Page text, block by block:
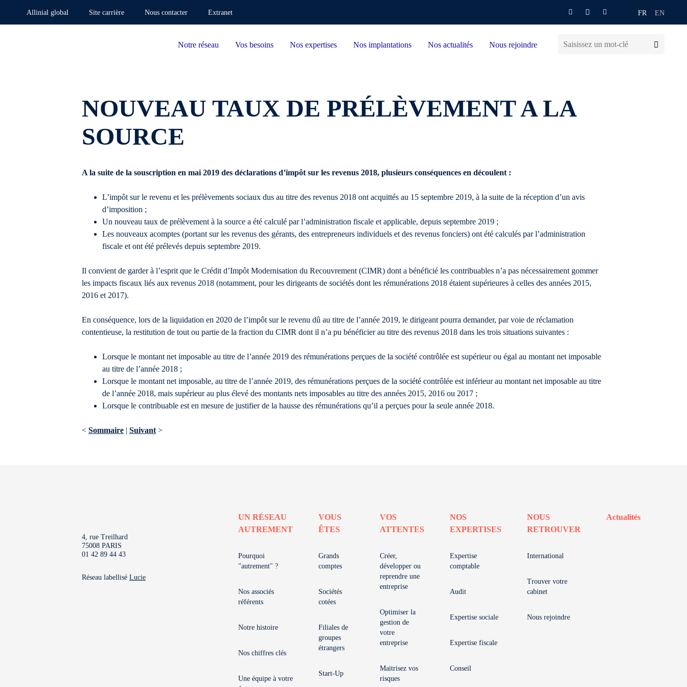
Allinial global Site carrière Nous contacter Extranet FR EN
Notre réseau Vos besoins Nos expertises Nos implantations Nos actualités Nous rejoindre
NOUVEAU TAUX DE PRÉLÈVEMENT A LA
SOURCE
A la suite de la souscription en mai 2019 des déclarations d’impôt sur les revenus 2018, plusieurs conséquences en découlent :
L’impôt sur le revenu et les prélèvements sociaux dus au titre des revenus 2018 ont acquittés au 15 septembre 2019, à la suite de la réception d’un avis
d’imposition ;
Un nouveau taux de prélèvement à la source a été calculé par l’administration fiscale et applicable, depuis septembre 2019 ;
Les nouveaux acomptes (portant sur les revenus des gérants, des entrepreneurs individuels et des revenus fonciers) ont été calculés par l’administration
fiscale et ont été prélevés depuis septembre 2019.
Il convient de garder à l’esprit que le Crédit d’Impôt Modernisation du Recouvrement (CIMR) dont a bénéficié les contribuables n’a pas nécessairement gommer
les impacts fiscaux liés aux revenus 2018 (notamment, pour les dirigeants de sociétés dont les rémunérations 2018 étaient supérieures à celles des années 2015,
2016 et 2017).
En conséquence, lors de la liquidation en 2020 de l’impôt sur le revenu dû au titre de l’année 2019, le dirigeant pourra demander, par voie de réclamation
contentieuse, la restitution de tout ou partie de la fraction du CIMR dont il n’a pu bénéficier au titre des revenus 2018 dans les trois situations suivantes :
Lorsque le montant net imposable au titre de l’année 2019 des rémunérations perçues de la société contrôlée est supérieur ou égal au montant net imposable
au titre de l’année 2018 ;
Lorsque le montant net imposable, au titre de l’année 2019, des rémunérations perçues de la société contrôlée est inférieur au montant net imposable au titre
de l’année 2018, mais supérieur au plus élevé des montants nets imposables au titre des années 2015, 2016 ou 2017 ;
Lorsque le contribuable est en mesure de justifier de la hausse des rémunérations qu’il a perçues pour la seule année 2018.
< Sommaire | Suivant >
4, rue Treilhard
75008 PARIS
01 42 89 44 43
Réseau labellisé Lucie
UN RÉSEAU
AUTREMENT
Pourquoi
"autrement" ?
Nos associés
référents
Notre histoire
Nos chiffres clés
Une équipe à votre
VOUS
ÊTES
Grands
comptes
Sociétés
cotées
Filiales de
groupes
étrangers
Start-Up
VOS
ATTENTES
Créer,
développer ou
reprendre une
entreprise
Optimiser la
gestion de
votre
entreprise
Maitrisez vos
risques
NOS
EXPERTISES
Expertise
comptable
Audit
Expertise sociale
Expertise fiscale
Conseil
NOUS
RETROUVER
International
Trouver votre
cabinet
Nous rejoindre
Actualités